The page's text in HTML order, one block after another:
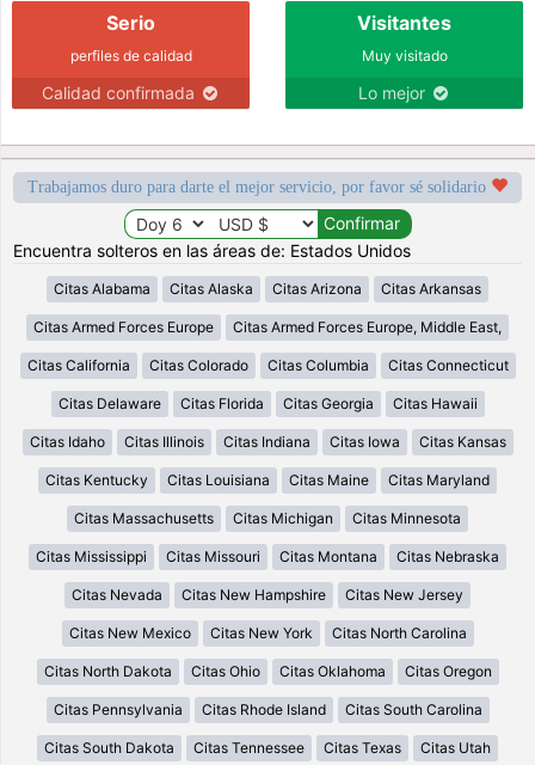
Serio
perfiles de calidad
Calidad confirmada
Visitantes
Muy visitado
Lo mejor
Trabajamos duro para darte el mejor servicio, por favor sé solidario
Encuentra solteros en las áreas de: Estados Unidos
Citas Alabama Citas Alaska Citas Arizona Citas Arkansas
Citas Armed Forces Europe Citas Armed Forces Europe, Middle East,
Citas California Citas Colorado Citas Columbia Citas Connecticut
Citas Delaware Citas Florida Citas Georgia Citas Hawaii
Citas Idaho Citas Illinois Citas Indiana Citas Iowa Citas Kansas
Citas Kentucky Citas Louisiana Citas Maine Citas Maryland
Citas Massachusetts Citas Michigan Citas Minnesota
Citas Mississippi Citas Missouri Citas Montana Citas Nebraska
Citas Nevada Citas New Hampshire Citas New Jersey
Citas New Mexico Citas New York Citas North Carolina
Citas North Dakota Citas Ohio Citas Oklahoma Citas Oregon
Citas Pennsylvania Citas Rhode Island Citas South Carolina
Citas South Dakota Citas Tennessee Citas Texas Citas Utah